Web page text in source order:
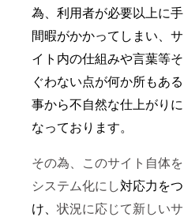
為、利用者が必要以上に手
間暇がかかってしまい、サ
イト内の仕組みや言葉等そ
ぐわない点が何か所もある
事から不自然な仕上がりに
なっております。
その為、このサイト自体を
システム化にし対応力をつ
け、 状況に応じて新しいサ